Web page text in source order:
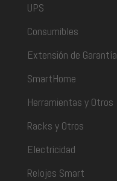
UPS
Consumibles
Extensión de Garantía
SmartHome
Herramientas y Otros
Racks y Otros
Electricidad
Relojes Smart